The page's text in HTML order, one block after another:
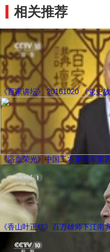
相关推荐
《百家讲坛》 20161020 《党史
《浴血荣光》中国工农革命军第
《香山叶正红》百万雄师下江南